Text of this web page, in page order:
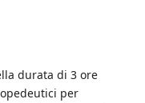
durata di 3 ore
per